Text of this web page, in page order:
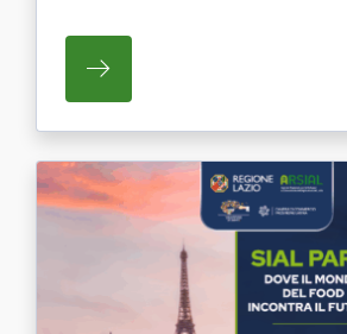
SU REGIONE LAZIO E